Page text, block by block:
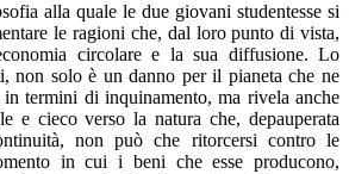
alla quale le due giovani studentesse si
le ragioni che, dal loro punto di vista,
circolare e la sua diffusione. Lo
non solo è un danno per il pianeta che ne
in termini di inquinamento, ma rivela anche
e cieco verso la natura che, depauperata
non può che ritorcersi contro le
in cui i beni che esse producono,